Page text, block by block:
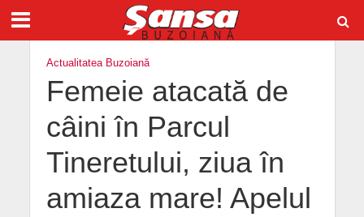
Actualitatea Buzoiană
Femeie atacată de
câini în Parcul
Tineretului, ziua în
amiaza mare! Apelul